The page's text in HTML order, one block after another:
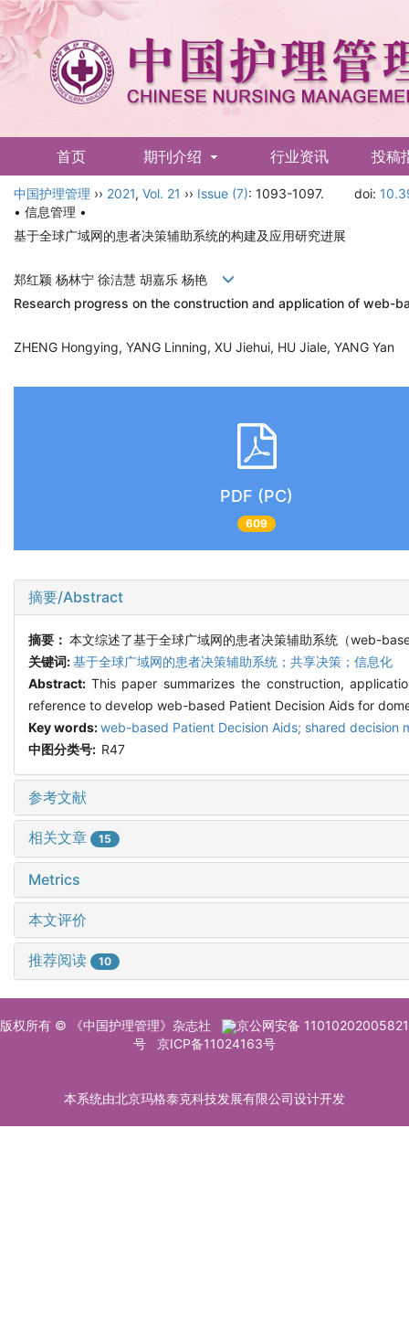
首页 期刊介绍 行业资讯 投稿
English
中国护理管理 ›› 2021, Vol. 21 ›› Issue (7): 1093-1097. doi:
• 信息管理 •
基于全球广域网的患者决策辅助系统的构建及应用研究进展
郑红颖 杨林宁 徐洁慧 胡嘉乐 杨艳
Research progress on the construction and application of web-
ZHENG Hongying, YANG Linning, XU Jiehui, HU Jiale, YANG Yan
PDF (PC)
609
摘要/Abstract
摘要： 本文综述了基于全球广域网的患者决策辅助系统（web-
关键词:基于全球广域网的患者决策辅助系统；共享决策；信息化
Abstract: This paper summarizes the construction,
reference to develop web-based Patient Decision Aids for
Key words:web-based Patient Decision Aids; shared decision
中图分类号: R47
参考文献
相关文章 15
Metrics
本文评价
推荐阅读 10
版权所有 © 《中国护理管理》杂志社
京公网安备 11010202005821
号
京ICP备11024163号
本系统由北京玛格泰克科技发展有限公司设计开发